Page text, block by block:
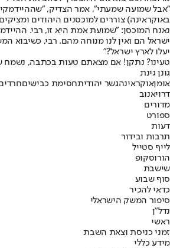
"אבל שמועה שמעתי", אמר הצדיק,
באוקראינה) צוררים למוכסנים היהודים
נאנח המוכסן: "שמועת אמת היא זו, רבי.
ישראל הם ואין לנו מנוחה מהם. רבי, כשיבוא
יעלו לארץ ישראל?"
טעינו? נתקן! אם מצאתם טעות בכתבה, נשמח
גונן גינת
אומןאוקראינהגשר יהודיתחסימת כבישים
דרויאנוב
מדורים
ספורט
דעות
תרבות ובידור
לייף סטייל
הורוסקופ
שישבת
סוף שבוע
כדאי להכיר
סיפור המשק הישראלי
נדל"ן
ראשי
זמני כניסת וצאת השבת
מידע כללי